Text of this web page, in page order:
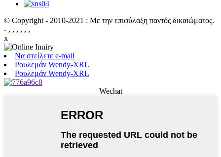
© Copyright - 2010-2021 : Με την επιφύλαξη παντός δικαιώματος.
- , , , , , ,
x
Να στείλετε e-mail
Ρουλεμάν Wendy-XRL
Ρουλεμάν Wendy-XRL
Wechat